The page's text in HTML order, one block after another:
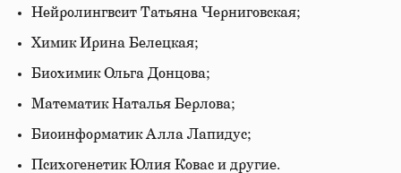
Нейролингвсит Татьяна Черниговская;
Химик Ирина Белецкая;
Биохимик Ольга Донцова;
Математик Наталья Берлова;
Биоинформатик Алла Лапидус;
Психогенетик Юлия Ковас и другие.